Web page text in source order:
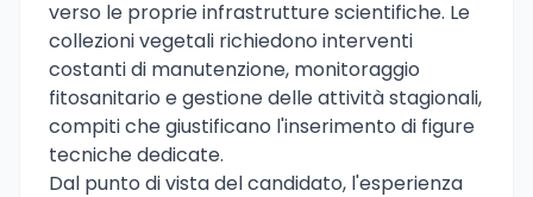
verso le proprie infrastrutture scientifiche. Le
collezioni vegetali richiedono interventi
costanti di manutenzione, monitoraggio
fitosanitario e gestione delle attività stagionali,
compiti che giustificano l'inserimento di figure
tecniche dedicate.
Dal punto di vista del candidato, l'esperienza